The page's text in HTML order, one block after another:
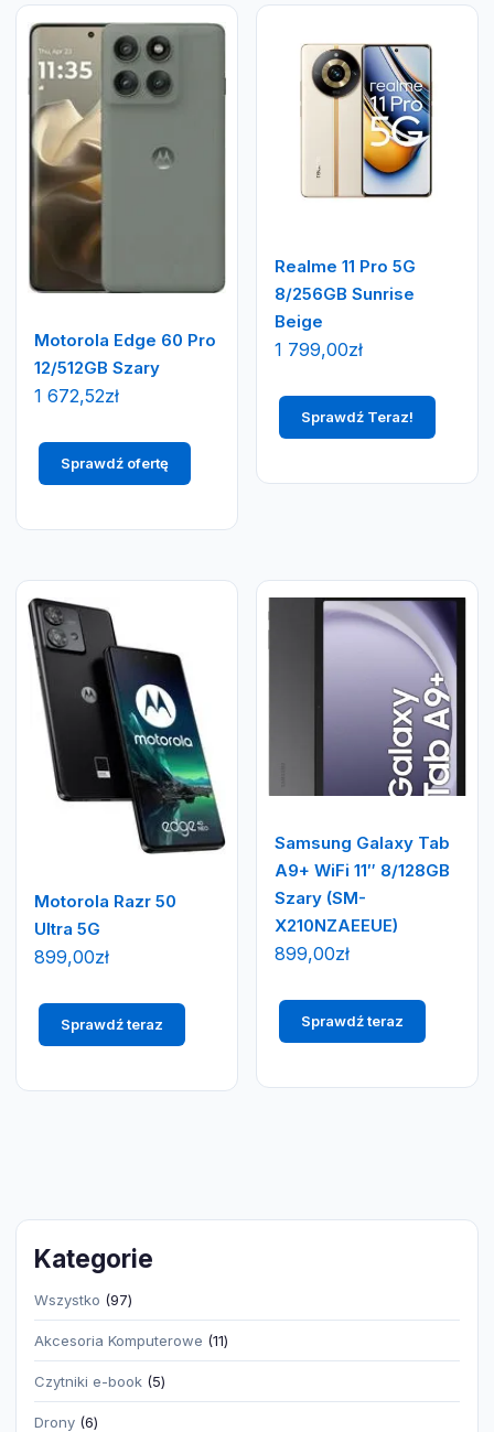
Motorola Edge 60 Pro
12/512GB Szary
1 672,52zł
Sprawdź ofertę
Realme 11 Pro 5G
8/256GB Sunrise
Beige
1 799,00zł
Sprawdź Teraz!
Motorola Razr 50
Ultra 5G
899,00zł
Sprawdź teraz
Samsung Galaxy Tab
A9+ WiFi 11″ 8/128GB
Szary (SM-
X210NZAEEUE)
899,00zł
Sprawdź teraz
Kategorie
Wszystko 9797
produktów
Akcesoria Komputerowe
1111
produktów
Czytniki e-book
55
produktów
Drony 66